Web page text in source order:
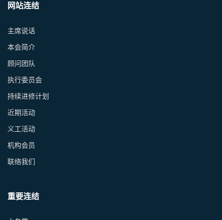
网站连结
主席说话
本会简介
顾问团队
执行委员会
持续进修计划
近期活动
义工活动
机构会员
联络我们
重要连结